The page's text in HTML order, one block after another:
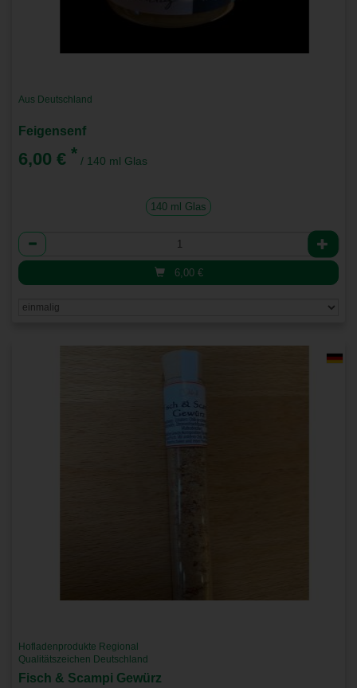
Aus Deutschland
Feigensenf
6,00 € * / 140 ml Glas
140 ml Glas
Anzahl
6,00 €
Hofladenprodukte Regional
Qualitätszeichen Deutschland
Fisch & Scampi Gewürz